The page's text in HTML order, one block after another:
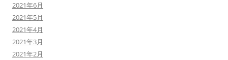
2021年6月
2021年5月
2021年4月
2021年3月
2021年2月